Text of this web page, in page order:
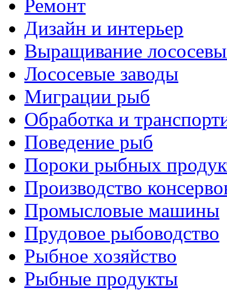
Ремонт
Дизайн и интерьер
Выращивание
Лососевые заводы
Миграции рыб
Обработка и
Поведение рыб
Пороки рыбных
Производство
Промысловые машины
Прудовое рыбоводство
Рыбное хозяйство
Рыбные продукты